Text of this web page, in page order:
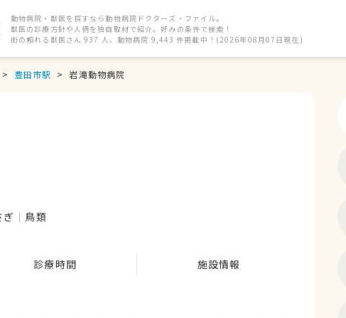
動物病院・獣医を探すなら動物病院ドクターズ・ファイル。
獣医の診療方針や人柄を独自取材で紹介。好みの条件で検索！
街の頼れる獣医さん 937 人、動物病院 9,443 件掲載中！(2026年08月07日現在)
豊田市駅 岩滝動物病院
ぎ 鳥類
診療時間 施設情報